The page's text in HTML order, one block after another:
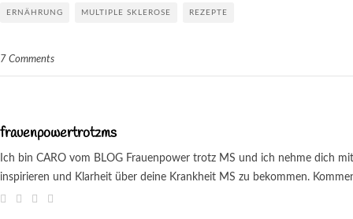
ERNÄHRUNG MULTIPLE SKLEROSE REZEPTE
7 Comments
frauenpowertrotzms
Ich bin CARO vom BLOG Frauenpower trotz MS und ich nehme dich
inspirieren und Klarheit über deine Krankheit MS zu bekommen.